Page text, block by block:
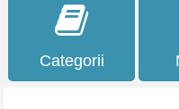
Categorii